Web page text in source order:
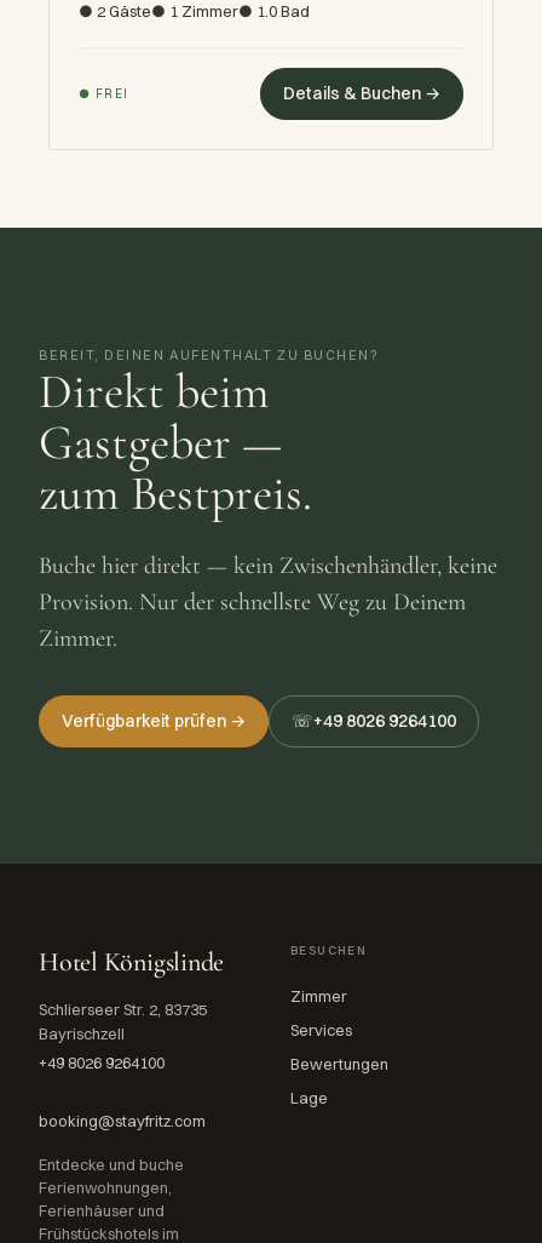
● 2 Gäste● 1 Zimmer● 1.0 Bad
● FREI Details & Buchen →
BEREIT, DEINEN AUFENTHALT ZU BUCHEN?
Direkt beim
Gastgeber —
zum Bestpreis.
Buche hier direkt — kein Zwischenhändler, keine
Provision. Nur der schnellste Weg zu Deinem
Zimmer.
Verfügbarkeit prüfen → ☏+49 8026 9264100
Hotel Königslinde
Schlierseer Str. 2, 83735
Bayrischzell
+49 8026 9264100
booking@stayfritz.com
Entdecke und buche
Ferienwohnungen,
Ferienhäuser und
Frühstückshotels im
BESUCHEN
Zimmer
Services
Bewertungen
Lage